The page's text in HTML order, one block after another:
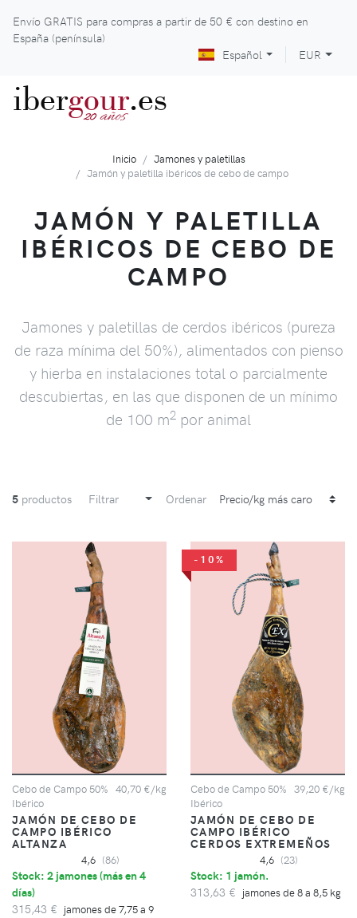
Envío GRATIS para compras a partir de 50 € con destino en
España (península)
Español
EUR
ibergour
20 años .es
Inicio
Jamones y paletillas
Jamón y paletilla ibéricos de cebo de campo
JAMÓN Y PALETILLA
IBÉRICOS DE CEBO DE
CAMPO
Jamones y paletillas de cerdos ibéricos (pureza
de raza mínima del 50%), alimentados con pienso
y hierba en instalaciones total o parcialmente
descubiertas, en las que disponen de un mínimo
de 100 m2 por animal
5 productos Filtrar Ordenar
Cebo de Campo 50%
Ibérico
40,70 €/kg
JAMÓN DE CEBO DE
CAMPO IBÉRICO
ALTANZA
4,6 (86)
Stock: 2 jamones (más en 4
días)
315,43 € jamones de 7,75 a 9
-10%
Cebo de Campo 50%
Ibérico
39,20 €/kg
JAMÓN DE CEBO DE
CAMPO IBÉRICO
CERDOS EXTREMEÑOS
4,6 (23)
Stock: 1 jamón.
313,63 € jamones de 8 a 8,5 kg